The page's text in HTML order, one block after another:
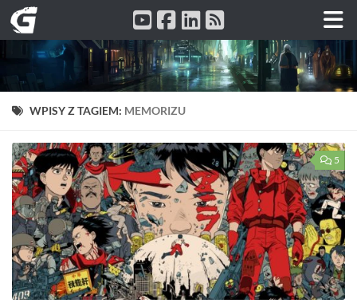
Przeskocz do treści
WPISY Z TAGIEM: MEMORIZU
5